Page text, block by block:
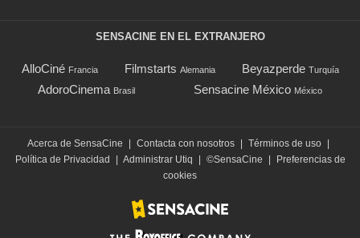
SENSACINE EN EL EXTRANJERO
AlloCiné Francia Filmstarts Alemania Beyazperde Turquía
AdoroCinema Brasil Sensacine México México
Acerca de SensaCine Contacta con nosotros Términos de uso
Política de Privacidad
Administrar Utiq ©SensaCine
Preferencias de
cookies